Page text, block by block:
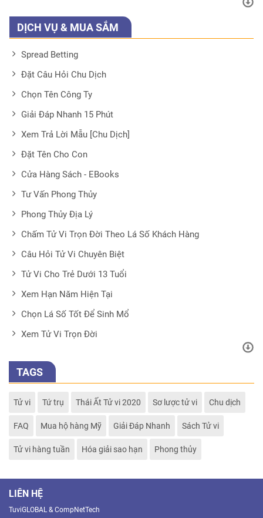
DỊCH VỤ & MUA SẮM
Spread Betting
Đặt Câu Hỏi Chu Dịch
Chọn Tên Công Ty
Giải Đáp Nhanh 15 Phút
Xem Trả Lời Mẫu [Chu Dịch]
Đặt Tên Cho Con
Cửa Hàng Sách - EBooks
Tư Vấn Phong Thủy
Phong Thủy Địa Lý
Chấm Tử Vi Trọn Đời Theo Lá Số Khách Hàng
Câu Hỏi Tử Vi Chuyên Biệt
Tử Vi Cho Trẻ Dưới 13 Tuổi
Xem Hạn Năm Hiện Tại
Chọn Lá Số Tốt Để Sinh Mổ
Xem Tử Vi Trọn Đời
TAGS
Tử vi Tứ trụ Thái Ất Tử vi 2020 Sơ lược tử vi Chu dịch
FAQ Mua hộ hàng Mỹ Giải Đáp Nhanh Sách Tử vi
Tử vi hàng tuần Hóa giải sao hạn Phong thủy
LIÊN HỆ
TuviGLOBAL & CompNetTech